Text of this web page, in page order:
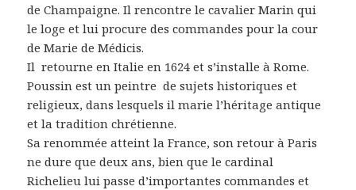
de Champaigne. Il rencontre le cavalier Marin qui
le loge et lui procure des commandes pour la cour
de Marie de Médicis.
Il retourne en Italie en 1624 et s’installe à Rome.
Poussin est un peintre de sujets historiques et
religieux, dans lesquels il marie l’héritage antique
et la tradition chrétienne.
Sa renommée atteint la France, son retour à Paris
ne dure que deux ans, bien que le cardinal
Richelieu lui passe d’importantes commandes et